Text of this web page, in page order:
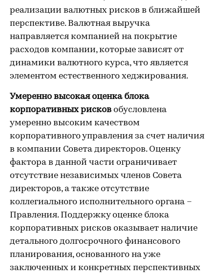
реализации валютных рисков в ближайшей
перспективе. Валютная выручка
направляется компанией на покрытие
расходов компании, которые зависят от
динамики валютного курса, что является
элементом естественного хеджирования.
Умеренно высокая оценка блока
корпоративных рисков обусловлена
умеренно высоким качеством
корпоративного управления за счет наличия
в компании Совета директоров. Оценку
фактора в данной части ограничивает
отсутствие независимых членов Совета
директоров, а также отсутствие
коллегиального исполнительного органа –
Правления. Поддержку оценке блока
корпоративных рисков оказывает наличие
детального долгосрочного финансового
планирования, основанного на уже
заключенных и конкретных перспективных